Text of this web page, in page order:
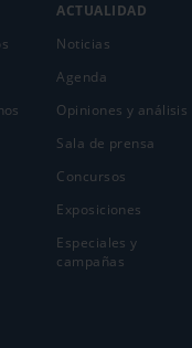
ACTUALIDAD
Noticias
Agenda
Opiniones y análisis
Sala de prensa
Concursos
Exposiciones
Especiales y
campañas